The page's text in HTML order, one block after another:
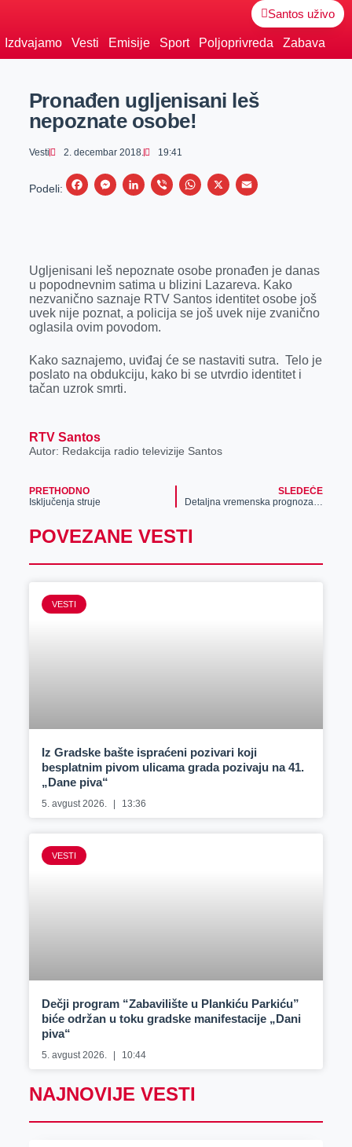
Santos uživo
Izdvajamo Vesti Emisije Sport Poljoprivreda Zabava
Pronađen ugljenisani leš
nepoznate osobe!
Vesti 2. decembar 2018. 19:41
Podeli:
F
b
o
o
M
e
n
g
r
L
e
d
I
V
r
W
s
A
p
X
E
l
Ugljenisani lešnepoznate osobe pronađen je danas
u popodnevnim satima u blizini Lazareva. Kako
nezvanično saznaje RTV Santos identitet osobe još
uvek nije poznat, a policija se još uvek nije zvanično
oglasila ovim povodom.
Kako saznajemo, uviđaj će se nastaviti sutra. Telo je
poslato na obdukciju, kako bi se utvrdio identitet i
tačan uzrok smrti.
RTV Santos
Autor: Redakcija radio televizije Santos
PRETHODNO
Isključenja struje
SLEDEĆE
Detaljna vremenska prognoza za decembar mesec
POVEZANE VESTI
VESTI
Iz Gradske bašte ispraćeni pozivari koji
besplatnim pivom ulicama grada pozivaju na 41.
„Dane piva“
5. avgust 2026. 13:36
VESTI
Dečji program “Zabavilište u Plankiću Parkiću”
biće održan u toku gradske manifestacije „Dani
piva“
5. avgust 2026. 10:44
NAJNOVIJE VESTI